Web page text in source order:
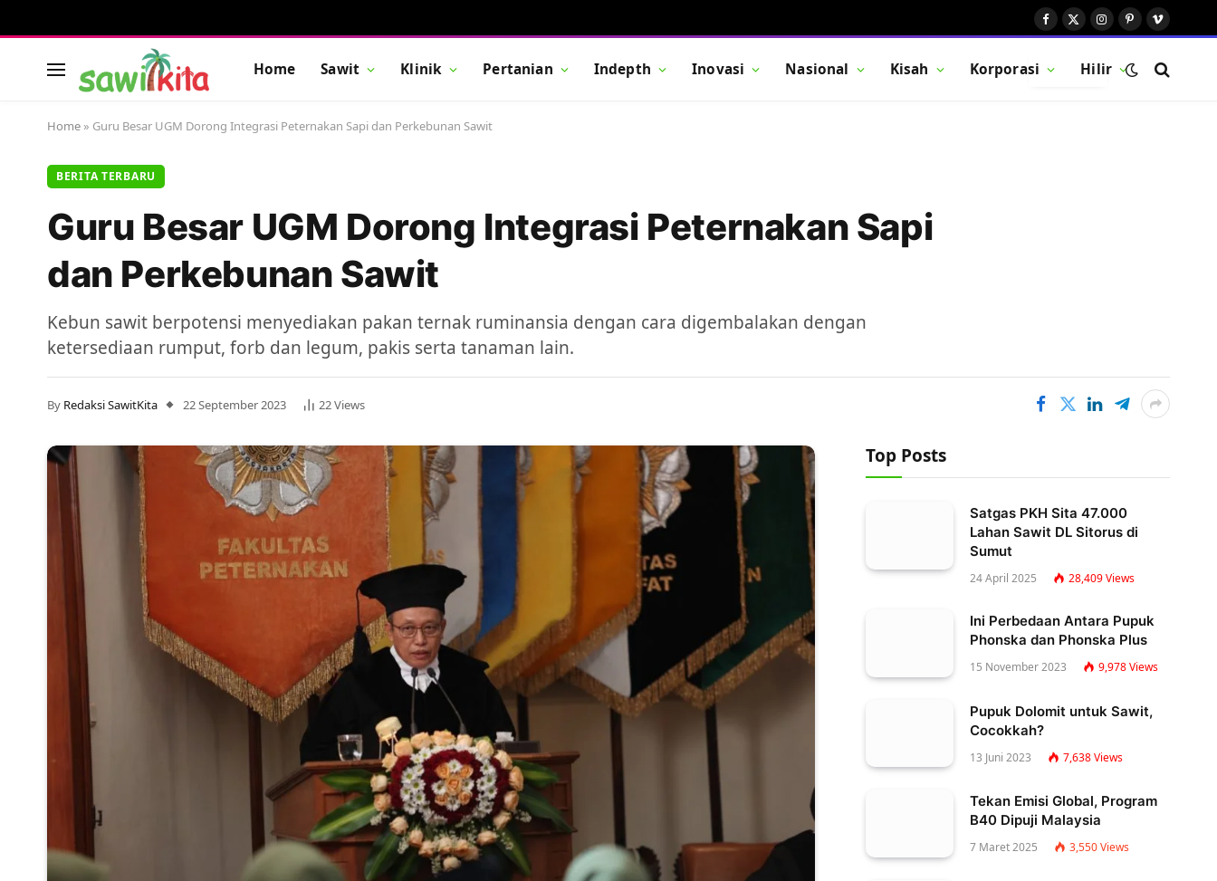
Facebook
X
Instagram
Pinterest
Vimeo
Home Sawit Klinik Pertanian Indepth Inovasi Nasional Kisah Korporasi Hilir
BUTTON
Home » Guru Besar UGM Dorong Integrasi Peternakan Sapi dan Perkebunan Sawit
BERITA TERBARU
Guru Besar UGM Dorong Integrasi Peternakan Sapi
dan Perkebunan Sawit
Kebun sawit berpotensi menyediakan pakan ternak ruminansia dengan cara digembalakan dengan
ketersediaan rumput, forb dan legum, pakis serta tanaman lain.
By Redaksi SawitKita 22 September 2023 22Views
Top Posts
Satgas PKH Sita 47.000
Lahan Sawit DL Sitorus di
Sumut
24 April 2025 28,409Views
Ini Perbedaan Antara Pupuk
Phonska dan Phonska Plus
15 November 2023 9,978Views
Pupuk Dolomit untuk Sawit,
Cocokkah?
13 Juni 2023 7,638Views
Tekan Emisi Global, Program
B40 Dipuji Malaysia
7 Maret 2025 3,550Views